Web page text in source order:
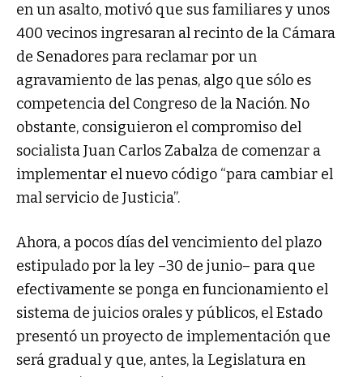
en un asalto, motivó que sus familiares y unos
400 vecinos ingresaran al recinto de la Cámara
de Senadores para reclamar por un
agravamiento de las penas, algo que sólo es
competencia del Congreso de la Nación. No
obstante, consiguieron el compromiso del
socialista Juan Carlos Zabalza de comenzar a
implementar el nuevo código “para cambiar el
mal servicio de Justicia”.
Ahora, a pocos días del vencimiento del plazo
estipulado por la ley –30 de junio– para que
efectivamente se ponga en funcionamiento el
sistema de juicios orales y públicos, el Estado
presentó un proyecto de implementación que
será gradual y que, antes, la Legislatura en